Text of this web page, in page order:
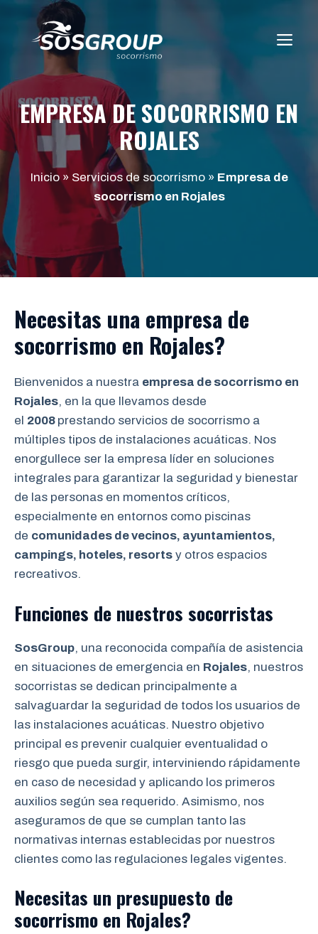
contenido
EMPRESA DE SOCORRISMO EN
ROJALES
Inicio» Servicios de socorrismo» Empresa de
socorrismo en Rojales
Necesitas una empresa de
socorrismo en Rojales?
Bienvenidos a nuestra empresa de socorrismo en
Rojales, en la que llevamos desde
el 2008 prestando servicios de socorrismo a
múltiples tipos de instalaciones acuáticas. Nos
enorgullece ser la empresa líder en soluciones
integrales para garantizar la seguridad y bienestar
de las personas en momentos críticos,
especialmente en entornos como piscinas
de comunidades de vecinos, ayuntamientos,
campings, hoteles, resorts y otros espacios
recreativos.
Funciones de nuestros socorristas
SosGroup, una reconocida compañía de asistencia
en situaciones de emergencia en Rojales, nuestros
socorristas se dedican principalmente a
salvaguardar la seguridad de todos los usuarios de
las instalaciones acuáticas. Nuestro objetivo
principal es prevenir cualquier eventualidad o
riesgo que pueda surgir, interviniendo rápidamente
en caso de necesidad y aplicando los primeros
auxilios según sea requerido. Asimismo, nos
aseguramos de que se cumplan tanto las
normativas internas establecidas por nuestros
clientes como las regulaciones legales vigentes.
Necesitas un presupuesto de
socorrismo en Rojales?